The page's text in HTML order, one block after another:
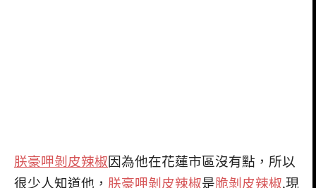
朕豪呷剝皮辣椒因為他在花蓮市區沒有點，所以
很少人知道他， 朕豪呷剝皮辣椒是脆剝皮辣椒,現